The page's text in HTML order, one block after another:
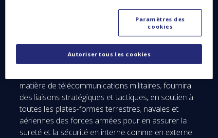
de flexibilité et de versatilité sans précédent tout en
garantissant l’interopérabilité avec les ressources
satellitaires existantes, avec les terminaux des
forces alliées (OTAN) et avec les réseaux de
télécommunications nationaux. Ce bijou de
matière de télécommunications militaires, fournira
des liaisons stratégiques et tactiques, en soutien à
toutes les plates-formes terrestres, navales et
aériennes des forces armées pour en assurer la
sureté et la sécurité en interne comme en externe.
Paramètres des
cookies
Autoriser tous les cookies